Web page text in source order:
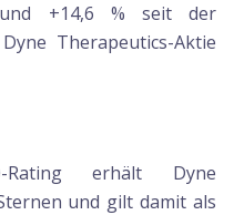
und +14,6 % seit der
Therapeutics-Aktie
Rating erhält Dyne
und gilt damit als